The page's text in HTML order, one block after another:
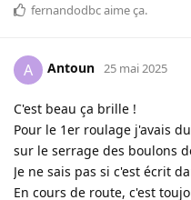
fernandodbcaime ça.
A Antoun 25 mai 2025
C'est beau ça brille !
Pour le 1er roulage j'avais
sur le serrage des boulons
Je ne sais pas si c'est écrit
En cours de route, c'est